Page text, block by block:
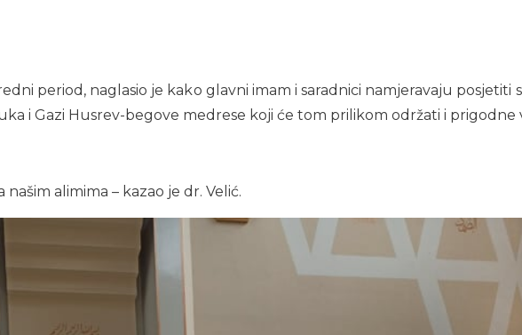
period, naglasio je kako glavni imam i saradnici namjeravaju posjetiti
i Gazi Husrev-begove medrese koji će tom prilikom održati i prigodne
alimima – kazao je dr. Velić.